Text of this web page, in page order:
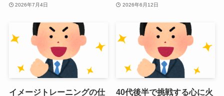
2026年7月4日 2026年6月12日
イメージトレーニングの仕
40代後半で挑戦する心に火